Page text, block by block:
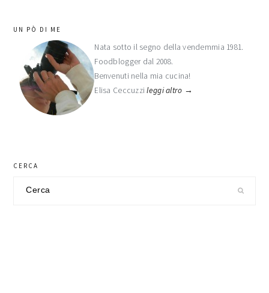
barra
laterale
primaria
UN PÒ DI ME
Nata sotto il segno della vendemmia 1981.
Foodblogger dal 2008.
Benvenuti nella mia cucina!
Elisa Ceccuzzileggi altro →
CERCA